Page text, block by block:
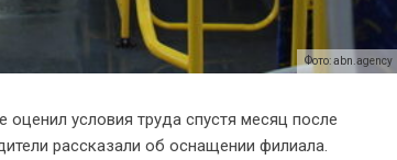
Фото: abn.agency
условия труда спустя месяц после
рассказали об оснащении филиала.